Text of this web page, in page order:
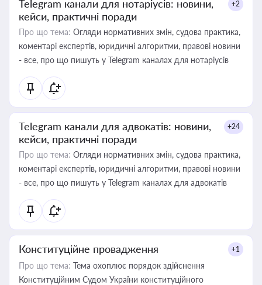
Telegram канали для нотаріусів: новини,
кейси, практичні поради
+2
Про що тема: Огляди нормативних змін, судова практика,
коментарі експертів, юридичні алгоритми, правові новини
- все, про що пишуть у Telegram каналах для нотаріусів
Telegram канали для адвокатів: новини,
кейси, практичні поради
+24
Про що тема: Огляди нормативних змін, судова практика,
коментарі експертів, юридичні алгоритми, правові новини
- все, про що пишуть у Telegram каналах для адвокатів
Конституційне провадження +1
Про що тема: Тема охоплює порядок здійснення
Конституційним Судом України конституційного